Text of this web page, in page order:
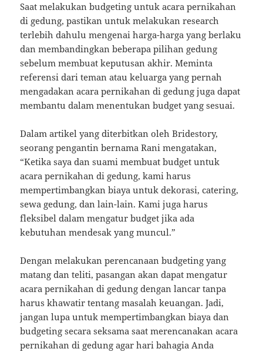
Saat melakukan budgeting untuk acara pernikahan
di gedung, pastikan untuk melakukan research
terlebih dahulu mengenai harga-harga yang berlaku
dan membandingkan beberapa pilihan gedung
sebelum membuat keputusan akhir. Meminta
referensi dari teman atau keluarga yang pernah
mengadakan acara pernikahan di gedung juga dapat
membantu dalam menentukan budget yang sesuai.
Dalam artikel yang diterbitkan oleh Bridestory,
seorang pengantin bernama Rani mengatakan,
“Ketika saya dan suami membuat budget untuk
acara pernikahan di gedung, kami harus
mempertimbangkan biaya untuk dekorasi, catering,
sewa gedung, dan lain-lain. Kami juga harus
fleksibel dalam mengatur budget jika ada
kebutuhan mendesak yang muncul.”
Dengan melakukan perencanaan budgeting yang
matang dan teliti, pasangan akan dapat mengatur
acara pernikahan di gedung dengan lancar tanpa
harus khawatir tentang masalah keuangan. Jadi,
jangan lupa untuk mempertimbangkan biaya dan
budgeting secara seksama saat merencanakan acara
pernikahan di gedung agar hari bahagia Anda